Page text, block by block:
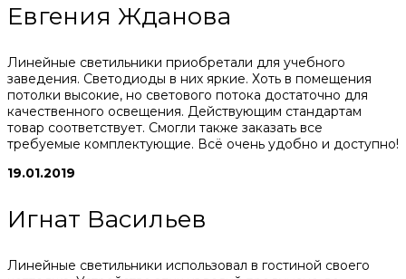
Евгения Жданова
Линейные светильники приобретали для учебного
заведения. Светодиоды в них яркие. Хоть в помещения
потолки высокие, но светового потока достаточно для
качественного освещения. Действующим стандартам
товар соответствует. Смогли также заказать все
требуемые комплектующие. Всё очень удобно и доступно!
19.01.2019
Игнат Васильев
Линейные светильники использовал в гостиной своего